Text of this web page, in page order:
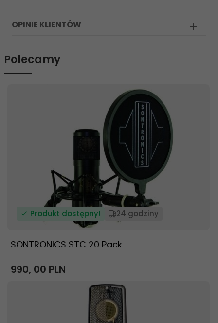
OPINIE KLIENTÓW
Polecamy
Produkt dostępny! 24 godziny
SONTRONICS STC 20 Pack
990, 00 PLN